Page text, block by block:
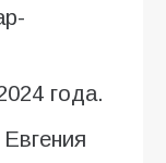
года.